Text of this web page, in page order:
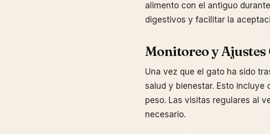
alimento con el antiguo
digestivos y facilitar la
Monitoreo y
Una vez que el gato ha sido
salud y bienestar. Esto incluye
peso. Las visitas regulares al
necesario.